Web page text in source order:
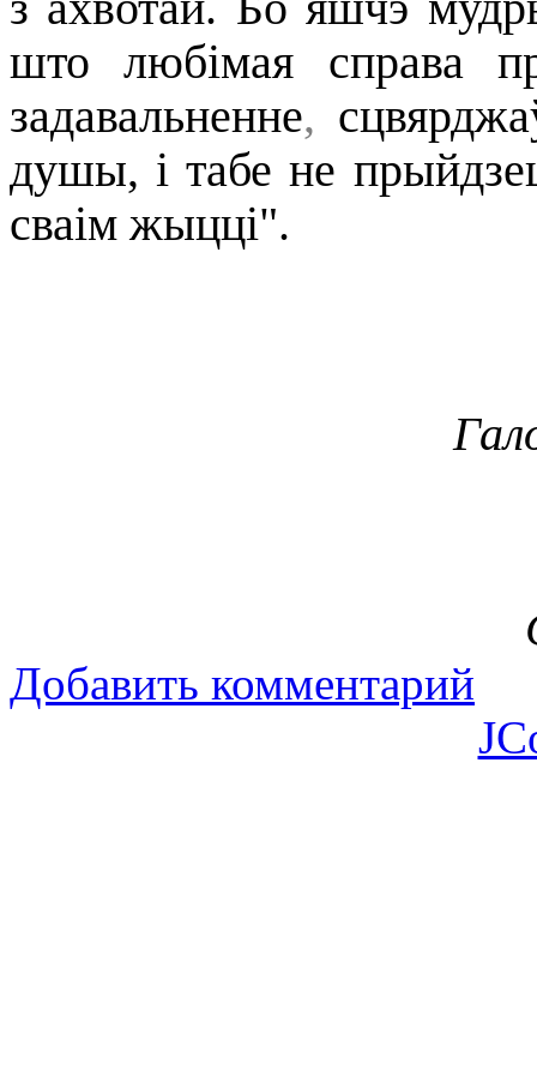
што
любімая справа
задавальненне,
душы, і табе не
сваім жыцці".
Святлана
Добавить комментарий